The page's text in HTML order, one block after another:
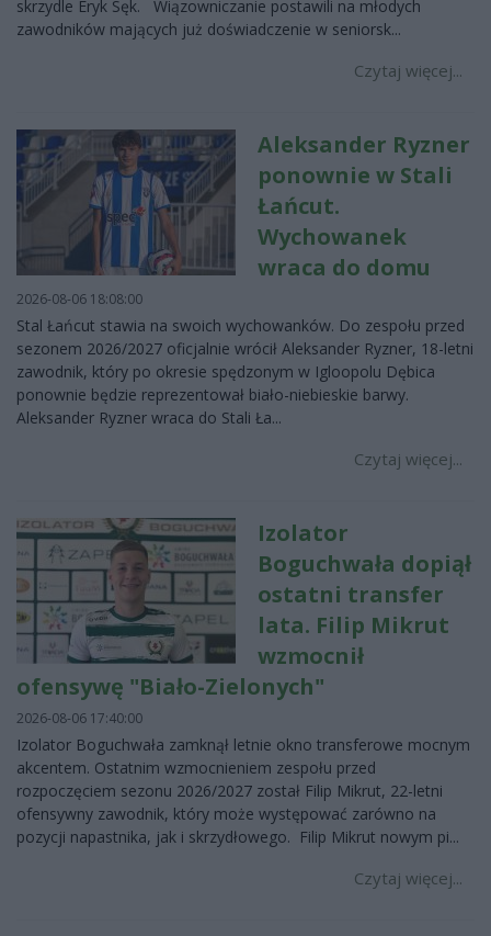
skrzydle Eryk Sęk. Wiązowniczanie postawili na młodych
zawodników mających już doświadczenie w seniorsk...
Czytaj więcej...
Aleksander Ryzner
ponownie w Stali
Łańcut.
Wychowanek
wraca do domu
2026-08-06 18:08:00
Stal Łańcut stawia na swoich wychowanków. Do zespołu przed
sezonem 2026/2027 oficjalnie wrócił Aleksander Ryzner, 18-letni
zawodnik, który po okresie spędzonym w Igloopolu Dębica
ponownie będzie reprezentował biało-niebieskie barwy.
Aleksander Ryzner wraca do Stali Ła...
Czytaj więcej...
Izolator
Boguchwała dopiął
ostatni transfer
lata. Filip Mikrut
wzmocnił
ofensywę "Biało-Zielonych"
2026-08-06 17:40:00
Izolator Boguchwała zamknął letnie okno transferowe mocnym
akcentem. Ostatnim wzmocnieniem zespołu przed
rozpoczęciem sezonu 2026/2027 został Filip Mikrut, 22-letni
ofensywny zawodnik, który może występować zarówno na
pozycji napastnika, jak i skrzydłowego. Filip Mikrut nowym pi...
Czytaj więcej...